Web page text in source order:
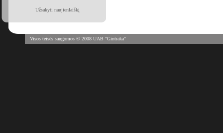
Užsakyti naujienlaiškį
Visos teisės saugomos © 2008 UAB "Gintraka"